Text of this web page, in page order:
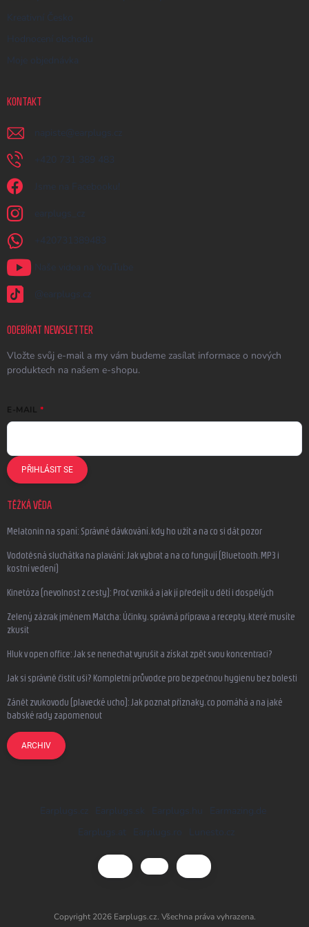
Kreativní Česko
Hodnocení obchodu
Moje objednávka
KONTAKT
napiste @ earplugs.cz
+420 731 389 483
Jsme na Facebooku!
earplugs_cz
+420731389483
Naše videa na YouTube
@earplugs.cz
ODEBÍRAT NEWSLETTER
Vložte svůj e-mail a my vám budeme zasílat informace o nových
produktech na našem e-shopu.
E-MAIL
PŘIHLÁSIT SE
TĚŽKÁ VĚDA
Melatonin na spaní: Správné dávkování, kdy ho užít a na co si dát pozor
Vodotěsná sluchátka na plavání: Jak vybrat a na co fungují (Bluetooth, MP3 i
kostní vedení)
Kinetóza (nevolnost z cesty): Proč vzniká a jak jí předejít u dětí i dospělých
Zelený zázrak jménem Matcha: Účinky, správná příprava a recepty, které musíte
zkusit
Hluk v open office: Jak se nenechat vyrušit a získat zpět svou koncentraci?
Jak si správně čistit uši? Kompletní průvodce pro bezpečnou hygienu bez bolesti
Zánět zvukovodu (plavecké ucho): Jak poznat příznaky, co pomáhá a na jaké
babské rady zapomenout
ARCHIV
Earplugs.cz Earplugs.sk Earplugs.hu
Earmazing.de
Earplugs.at
Earplugs.ro Lunesto.cz
Copyright 2026 Earplugs.cz. Všechna práva vyhrazena.